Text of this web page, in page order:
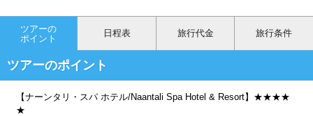
ツアーの
ポイント
日程表 旅行代金 旅行条件
ツアーのポイント
【ナーンタリ・スパ ホテル/Naantali Spa Hotel & Resort】★★★★
★